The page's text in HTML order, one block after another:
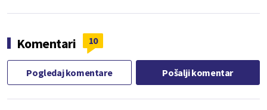
Komentari 10
Pogledaj komentare Pošalji komentar